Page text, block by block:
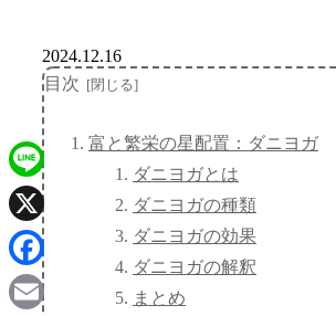
2024.12.16
目次
富と繁栄の星配置：ダニヨガ
ダニヨガとは
ダニヨガの種類
ダニヨガの効果
ダニヨガの解釈
まとめ
Line
X
Facebook